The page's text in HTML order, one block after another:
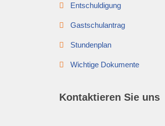
Entschuldigung
Gastschulantrag
Stundenplan
Wichtige Dokumente
Kontaktieren Sie uns